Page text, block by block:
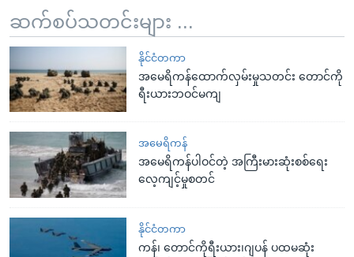
ဆက်စပ်သတင်းများ ...
နိုင်ငံတကာ
အမေရိကန်ထောက်လှမ်းမှုသတင်း တောင်ကို
ရီးယားဘဝင်မကျ
အမေရိကန်
အမေရိကန်ပါဝင်တဲ့ အကြီးမားဆုံးစစ်ရေး
လေ့ကျင့်မှုစတင်
နိုင်ငံတကာ
ကန်၊ တောင်ကိုရီးယား၊ဂျပန် ပထမဆုံး